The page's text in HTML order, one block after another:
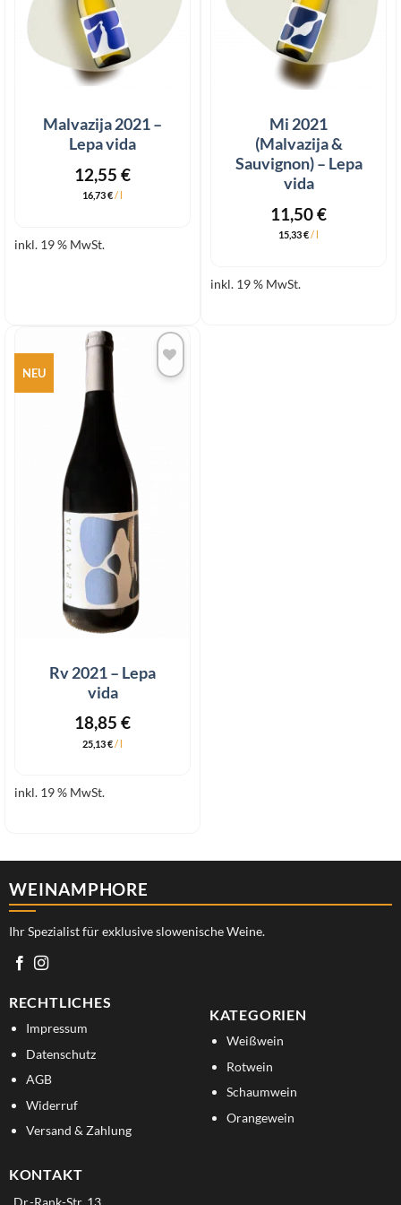
Malvazija 2021 –
Lepa vida
12,55 €
16,73€/
inkl. 19 % MwSt.
Mi 2021
(Malvazija &
Sauvignon) – Lepa
vida
11,50€
15,33€/
inkl. 19 % MwSt.
NEU
Rv 2021 – Lepa
vida
18,85 €
25,13€/ l
inkl. 19 % MwSt.
WEINAMPHORE
Ihr Spezialist für exklusive slowenische Weine.
RECHTLICHES
Impressum
Datenschutz
AGB
Widerruf
Versand & Zahlung
KATEGORIEN
Weißwein
Rotwein
Schaumwein
Orangewein
KONTAKT
Dr.-Rank-Str. 13